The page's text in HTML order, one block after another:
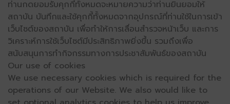
ท่านกดยอมรับคุกกี้ทั้งหมดจะหมายความว่าท่านยินยอมให้
สถาบัน บันทึกและใช้คุกกี้ทั้งหมดจากอุปกรณ์ที่ท่านใช้ในการเข้า
เว็บไซต์ของสถาบัน เพื่อทำให้การเลื่อนสำรวจหน้าเว็บ และการ
วิเคราะห์การใช้เว็บไซต์มีประสิทธิภาพยิ่งขึ้น รวมถึงเพื่อ
สนับสนุนการทำกิจกรรมทางการประชาสัมพันธ์ของสถาบัน
Our use of cookies
We use necessary cookies which is required for the
operations of our Website. We also would like to